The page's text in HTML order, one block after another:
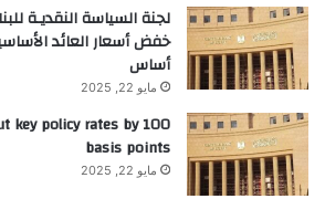
لجنة السياسة النقديـة
أساس
مايو 22, 2025
key policy rates by 100
basis points
مايو 22, 2025